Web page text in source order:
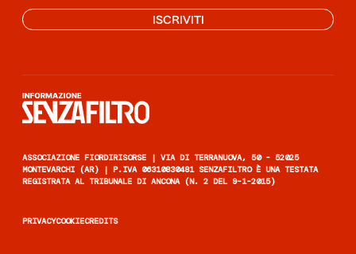
ISCRIVITI
ASSOCIAZIONE FIORDIRISORSE | VIA DI TERRANUOVA, 50 - 52025
MONTEVARCHI (AR) | P.IVA 06310830481 SENZAFILTRO È UNA TESTATA
REGISTRATA AL TRIBUNALE DI ANCONA (N. 2 DEL 9-1-2015)
PRIVACYCOOKIECREDITS